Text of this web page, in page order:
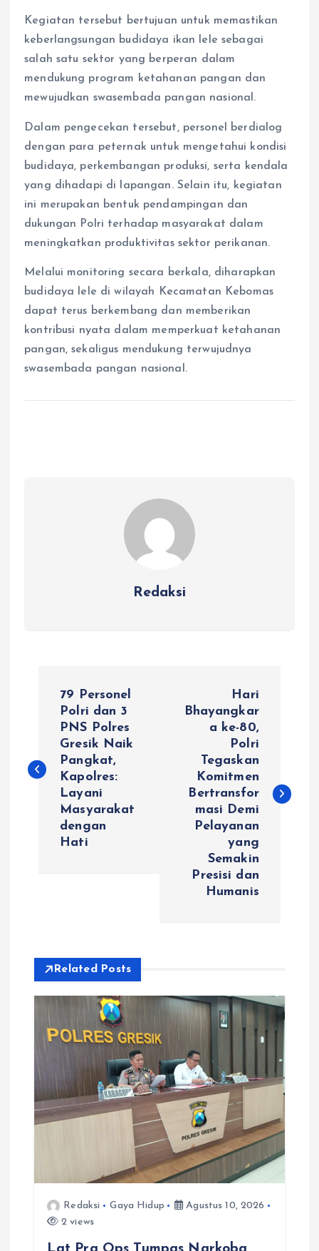
Kegiatan tersebut bertujuan untuk memastikan
keberlangsungan budidaya ikan lele sebagai
salah satu sektor yang berperan dalam
mendukung program ketahanan pangan dan
mewujudkan swasembada pangan nasional.
Dalam pengecekan tersebut, personel berdialog
dengan para peternak untuk mengetahui kondisi
budidaya, perkembangan produksi, serta kendala
yang dihadapi di lapangan. Selain itu, kegiatan
ini merupakan bentuk pendampingan dan
dukungan Polri terhadap masyarakat dalam
meningkatkan produktivitas sektor perikanan.
Melalui monitoring secara berkala, diharapkan
budidaya lele di wilayah Kecamatan Kebomas
dapat terus berkembang dan memberikan
kontribusi nyata dalam memperkuat ketahanan
pangan, sekaligus mendukung terwujudnya
swasembada pangan nasional.
Redaksi
v
i
p
o
79 Personel
Polri dan 3
PNS Polres
Gresik Naik
Pangkat,
Kapolres:
Layani
Masyarakat
dengan
Hati
Hari
Bhayangkar
a ke-80,
Polri
Tegaskan
Komitmen
Bertransfor
masi Demi
Pelayanan
yang
Semakin
Presisi dan
Humanis
Related Posts
Redaksi Gaya Hidup
Agustus 10, 2026
2 views